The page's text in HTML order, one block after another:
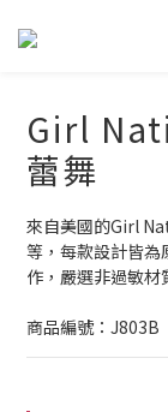
Girl
蕾舞
來自美國的Girl
等，每款設計皆為
作，嚴選非過敏材
商品編號：J803B